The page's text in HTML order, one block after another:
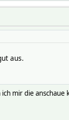
aus.
mir die